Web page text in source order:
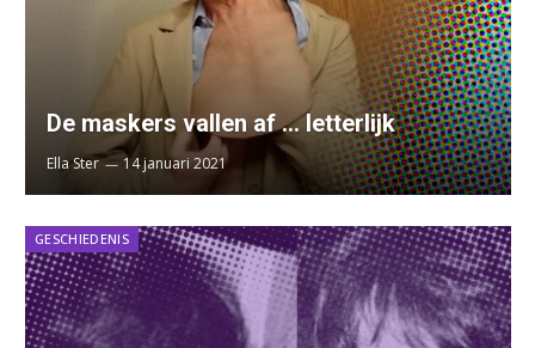
De maskers vallen af … letterlijk
Ella Ster 14 januari 2021
GESCHIEDENIS